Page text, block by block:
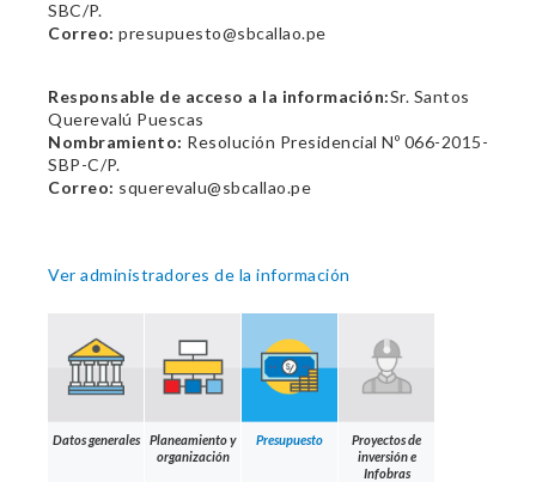
SBC/P.
Correo: presupuesto@sbcallao.pe
Responsable de acceso a la información:Sr. Santos
Querevalú Puescas
Nombramiento: Resolución Presidencial Nº 066-2015-
SBP-C/P.
Correo: squerevalu@sbcallao.pe
Ver administradores de la información
Datos generales
Planeamiento y
organización
Presupuesto
Proyectos de
inversión e
Infobras